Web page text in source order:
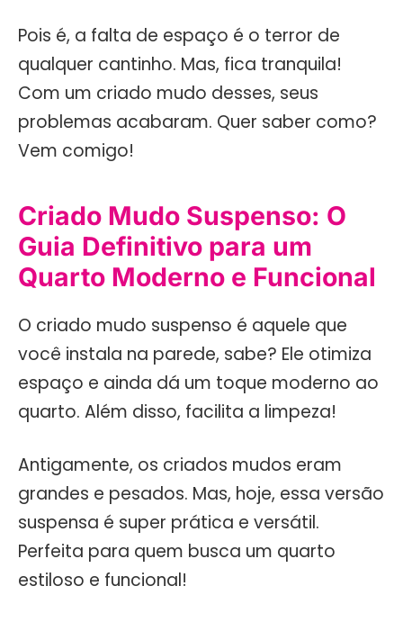
Pois é, a falta de espaço é o terror de
qualquer cantinho. Mas, fica tranquila!
Com um criado mudo desses, seus
problemas acabaram. Quer saber como?
Vem comigo!
Criado Mudo Suspenso: O
Guia Definitivo para um
Quarto Moderno e Funcional
O criado mudo suspenso é aquele que
você instala na parede, sabe? Ele otimiza
espaço e ainda dá um toque moderno ao
quarto. Além disso, facilita a limpeza!
Antigamente, os criados mudos eram
grandes e pesados. Mas, hoje, essa versão
suspensa é super prática e versátil.
Perfeita para quem busca um quarto
estiloso e funcional!